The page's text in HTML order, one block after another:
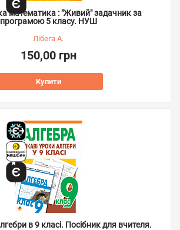
математика : "Живий" задачник за
програмою 5 класу. НУШ
Лібега А.
150,00 грн
Купити
в 9 класі. Посібник для вчителя.